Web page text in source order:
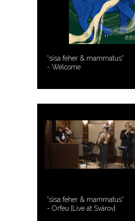
°sisa feher & mammatus°
- Welcome
°sisa feher & mammatus°
- Orfeu [Live at Svárov]